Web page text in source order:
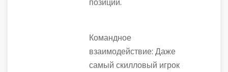
позиции.
Командное
взаимодействие: Даже
самый скилловый игрок